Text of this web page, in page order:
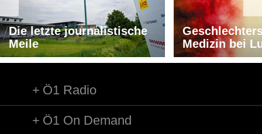
Die letzte journalistische
Meile
Medizin bei
Ö1 Radio
Ö1 On Demand